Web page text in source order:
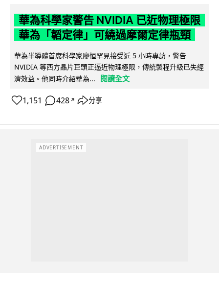
華為科學家警告 NVIDIA 已近物理極限
華為「韜定律」可繞過摩爾定律瓶頸
華為半導體首席科學家廖恒罕見接受近 5 小時專訪，警告
NVIDIA 等西方晶片巨頭正逼近物理極限，傳統製程升級已失經
濟效益。他同時介紹華為...
閱讀全文
1,151 428 ↗ 分享
ADVERTISEMENT